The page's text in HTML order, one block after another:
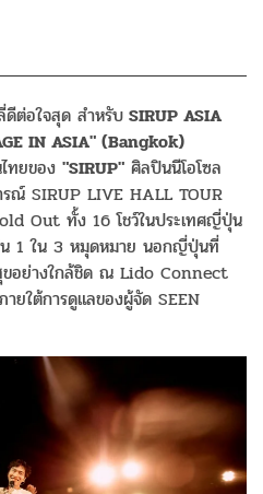
ดีต่อใจสุด สำหรับ SIRUP ASIA
IN ASIA" (Bangkok)
ทยของ "SIRUP" ศิลปินนีโอโซล
ณ์ SIRUP LIVE HALL TOUR
Out ทั้ง 16 โชว์ในประเทศญี่ปุ่น
น 1 ใน 3 หมุดหมาย นอกญี่ปุ่นที่
ขอย่างใกล้ชิด ณ Lido Connect
ใต้การดูแลของผู้จัด SEEN